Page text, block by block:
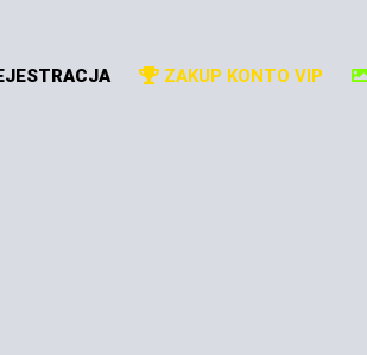
ZAKUP KONTO VIP